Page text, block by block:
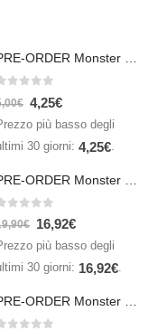
PRE-ORDER Monster Energy Nitro Blue Flash PL 500 ml IN ARRIVO IL 21 SETTEMBRE
€ 4,25€
più basso degli
30 giorni: 4,25€
€ 16,92€
più basso degli
30 giorni: 16,92€